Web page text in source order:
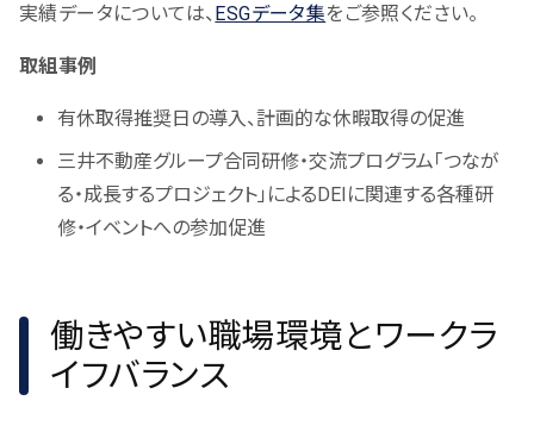
実績データについては、 ESGデータ集をご参照ください。
取組事例
有休取得推奨日の導入、計画的な休暇取得の促進
三井不動産グループ合同研修・交流プログラム「つなが
る・成長するプロジェクト」によるDEIに関連する各種研
修・イベントへの参加促進
働きやすい職場環境とワークラ
イフバランス